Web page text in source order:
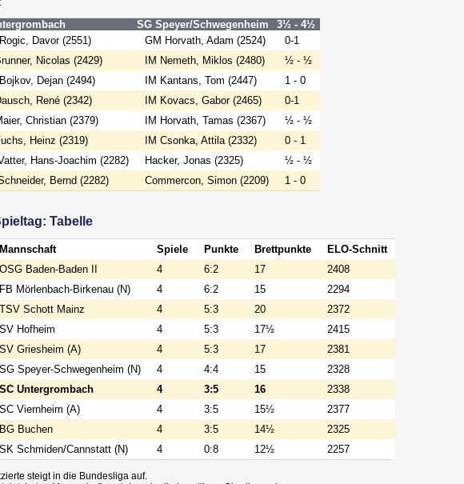
SG Speyer/Schwegenheim
3½ - 4½
Davor (2551) GM Horvath, Adam (2524)
0-1
Nicolas (2429) IM Nemeth, Miklos (2480)
½ - ½
Dejan (2494) IM Kantans, Tom (2447)
1 - 0
René (2342) IM Kovacs, Gabor (2465)
0-1
Christian (2379) IM Horvath, Tamas (2367)
½ - ½
Heinz (2319) IM Csonka, Attila (2332)
0 - 1
Hans-Joachim (2282) Hacker, Jonas (2325)
½ - ½
Bernd (2282) Commercon, Simon (2209) 1 - 0
Tabelle
Mannschaft Spiele Punkte Brettpunkte
ELO-Schnitt
OSG Baden-Baden II 4 6:2 17
2408
FB Mörlenbach-Birkenau (N) 4 6:2 15
2294
TSV Schott Mainz 4 5:3 20
2372
SV Hofheim 4 5:3 17½
2415
SV Griesheim (A) 4 5:3 17
2381
SG Speyer-Schwegenheim (N) 4 4:4 15
2328
SC Untergrombach 4 3:5 16
2338
SC Viernheim (A) 4 3:5 15½
2377
BG Buchen 4 3:5 14½
2325
SK Schmiden/Cannstatt (N) 4 0:8 12½ 2257
steigt in die Bundesliga auf.